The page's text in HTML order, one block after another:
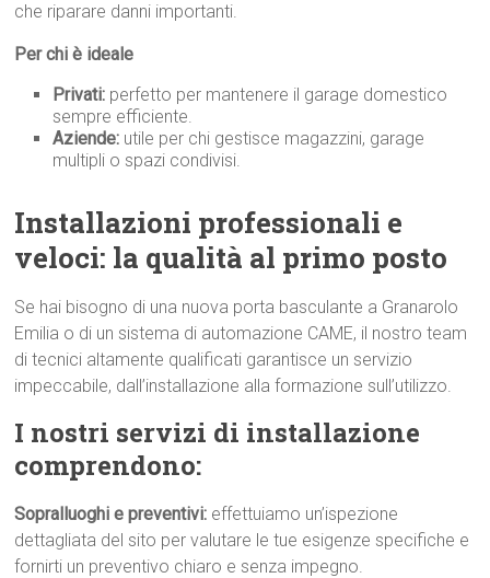
che riparare danni importanti.
Per chi è ideale
Privati: perfetto per mantenere il garage domestico
sempre efficiente.
Aziende: utile per chi gestisce magazzini, garage
multipli o spazi condivisi.
Installazioni professionali e
veloci: la qualità al primo posto
Se hai bisogno di una nuova porta basculante a Granarolo
Emilia o di un sistema di automazione CAME, il nostro team
di tecnici altamente qualificati garantisce un servizio
impeccabile, dall’installazione alla formazione sull’utilizzo.
I nostri servizi di installazione
comprendono:
Sopralluoghi e preventivi: effettuiamo un’ispezione
dettagliata del sito per valutare le tue esigenze specifiche e
fornirti un preventivo chiaro e senza impegno.